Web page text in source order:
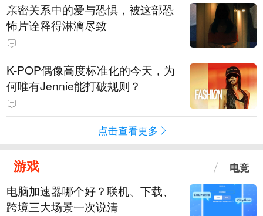
亲密关系中的爱与恐惧，被这部恐
怖片诠释得淋漓尽致
K-POP偶像高度标准化的今天，为
何唯有Jennie能打破规则？
点击查看更多
游戏 电竞
电脑加速器哪个好？联机、下载、
跨境三大场景一次说清